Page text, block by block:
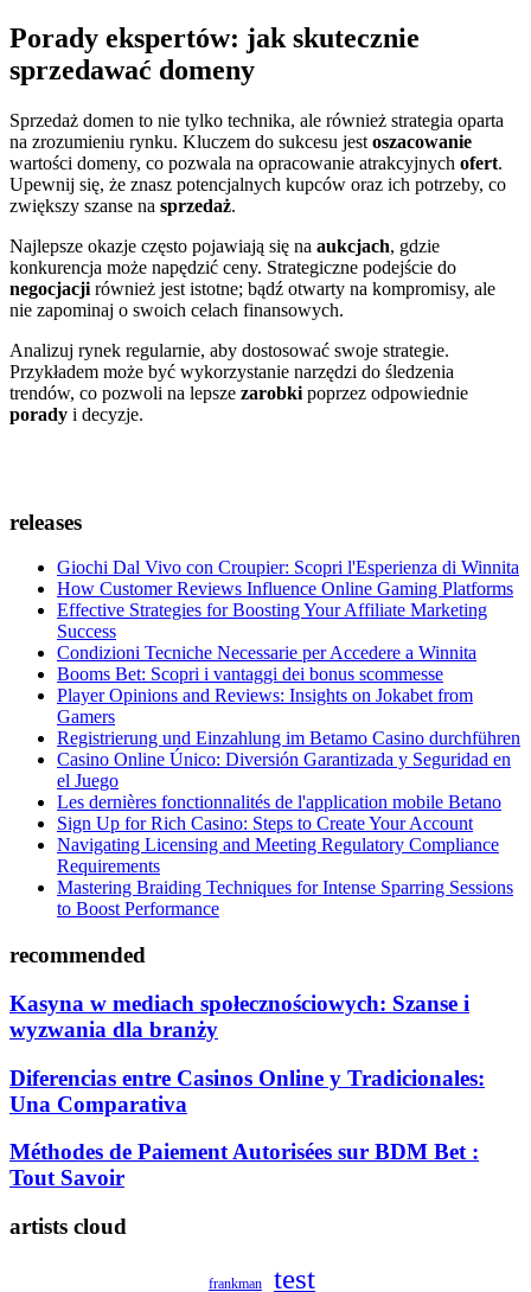
Porady ekspertów: jak skutecznie
sprzedawać domeny
Sprzedaż domen to nie tylko technika, ale również strategia oparta
na zrozumieniu rynku. Kluczem do sukcesu jest oszacowanie
wartości domeny, co pozwala na opracowanie atrakcyjnych ofert.
Upewnij się, że znasz potencjalnych kupców oraz ich potrzeby, co
zwiększy szanse na sprzedaż.
Najlepsze okazje często pojawiają się na aukcjach, gdzie
konkurencja może napędzić ceny. Strategiczne podejście do
negocjacji również jest istotne; bądź otwarty na kompromisy, ale
nie zapominaj o swoich celach finansowych.
Analizuj rynek regularnie, aby dostosować swoje strategie.
Przykładem może być wykorzystanie narzędzi do śledzenia
trendów, co pozwoli na lepsze zarobki poprzez odpowiednie
porady i decyzje.
releases
Giochi Dal Vivo con Croupier: Scopri l'Esperienza di Winnita
How Customer Reviews Influence Online Gaming Platforms
Effective Strategies for Boosting Your Affiliate Marketing
Success
Condizioni Tecniche Necessarie per Accedere a Winnita
Booms Bet: Scopri i vantaggi dei bonus scommesse
Player Opinions and Reviews: Insights on Jokabet from
Gamers
Registrierung und Einzahlung im Betamo Casino durchführen
Casino Online Único: Diversión Garantizada y Seguridad en
el Juego
Les dernières fonctionnalités de l'application mobile Betano
Sign Up for Rich Casino: Steps to Create Your Account
Navigating Licensing and Meeting Regulatory Compliance
Requirements
Mastering Braiding Techniques for Intense Sparring Sessions
to Boost Performance
recommended
Kasyna w mediach społecznościowych: Szanse i
wyzwania dla branży
Diferencias entre Casinos Online y Tradicionales:
Una Comparativa
Méthodes de Paiement Autorisées sur BDM Bet :
Tout Savoir
artists cloud
frankman test